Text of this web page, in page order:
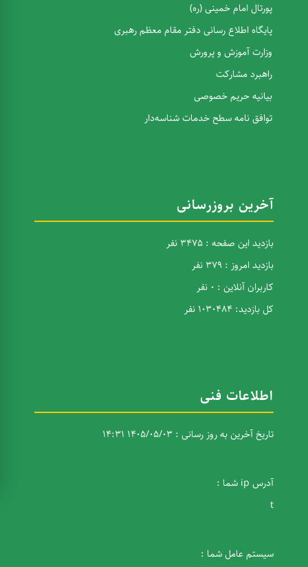
پورتال امام خمینی (ره)
پایگاه اطلاع رسانی دفتر مقام معظم رهبری
وزارت آموزش و پرورش
راهبرد مشارکت
بیانیه حریم خصوصی
توافق نامه سطح خدمات شناسه‌دار
آخرین بروزرسانی
بازدید این صفحه : 3475 نفر
بازدید امروز : 379 نفر
کاربران آنلاین : 0 نفر
کل بازدید: 1030484 نفر
اطلاعات فنی
تاریخ آخرین به روز رسانی : 1405/05/03 14:31
آدرس ip شما :
t
سیستم عامل شما :